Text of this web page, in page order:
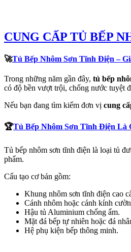
CUNG CẤP TỦ BẾP
🚀Tủ Bếp Nhôm Sơn Tĩnh Điện –
Trong những năm gần đây, tủ bếp
có độ bền vượt trội, chống nước tuyệt
Nếu bạn đang tìm kiếm đơn vị cung
🏆Tủ Bếp Nhôm Sơn Tĩnh Điện Là
Tủ bếp nhôm sơn tĩnh điện là loại tủ
phẩm.
Cấu tạo cơ bản gồm:
Khung nhôm sơn tĩnh điện cao
Cánh nhôm hoặc cánh kính
Hậu tủ Aluminium chống ẩm.
Mặt đá bếp tự nhiên hoặc đá
Hệ phụ kiện bếp thông minh.